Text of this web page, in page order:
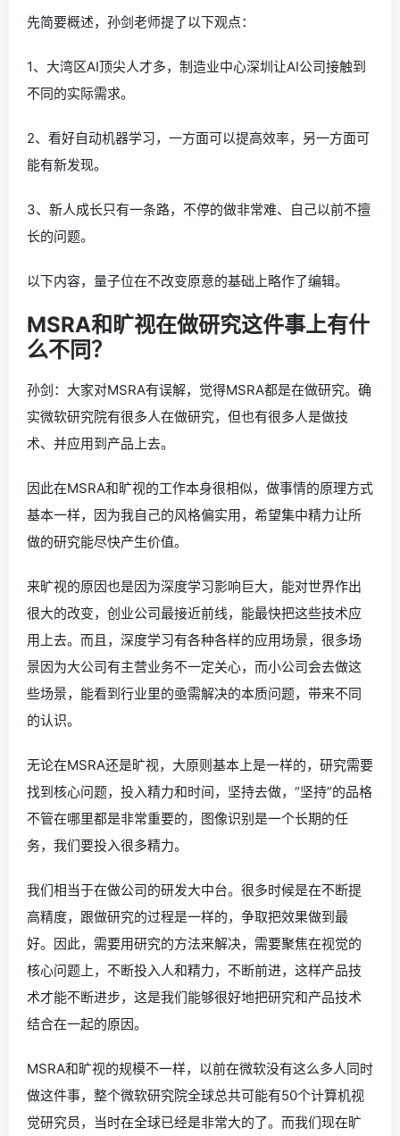
先简要概述，孙剑老师提了以下观点：
1、大湾区AI顶尖人才多，制造业中心深圳让AI公司接触到
不同的实际需求。
2、看好自动机器学习，一方面可以提高效率，另一方面可
能有新发现。
3、新人成长只有一条路，不停的做非常难、自己以前不擅
长的问题。
以下内容，量子位在不改变原意的基础上略作了编辑。
MSRA和旷视在做研究这件事上有什
么不同？
孙剑：大家对MSRA有误解，觉得MSRA都是在做研究。确
实微软研究院有很多人在做研究，但也有很多人是做技
术、并应用到产品上去。
因此在MSRA和旷视的工作本身很相似，做事情的原理方式
基本一样，因为我自己的风格偏实用，希望集中精力让所
做的研究能尽快产生价值。
来旷视的原因也是因为深度学习影响巨大，能对世界作出
很大的改变，创业公司最接近前线，能最快把这些技术应
用上去。而且，深度学习有各种各样的应用场景，很多场
景因为大公司有主营业务不一定关心，而小公司会去做这
些场景，能看到行业里的亟需解决的本质问题，带来不同
的认识。
无论在MSRA还是旷视，大原则基本上是一样的，研究需要
找到核心问题，投入精力和时间，坚持去做，“坚持”的品格
不管在哪里都是非常重要的，图像识别是一个长期的任
务，我们要投入很多精力。
我们相当于在做公司的研发大中台。很多时候是在不断提
高精度，跟做研究的过程是一样的，争取把效果做到最
好。因此，需要用研究的方法来解决，需要聚焦在视觉的
核心问题上，不断投入人和精力，不断前进，这样产品技
术才能不断进步，这是我们能够很好地把研究和产品技术
结合在一起的原因。
MSRA和旷视的规模不一样，以前在微软没有这么多人同时
做这件事，整个微软研究院全球总共可能有50个计算机视
觉研究员，当时在全球已经是非常大的了。而我们现在旷